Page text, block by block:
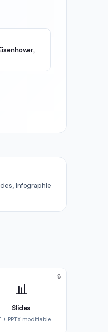
infographie
📊
Slides
+ PPTX modifiable
🔒